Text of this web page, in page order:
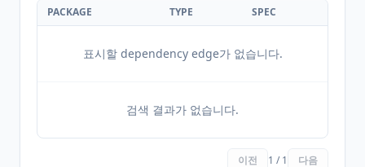
PACKAGE TYPE SPEC
표시할 dependency edge가 없습니다.
검색 결과가 없습니다.
이전 1 / 1 다음